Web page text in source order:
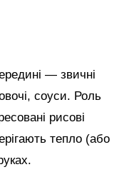
— звичні
соуси. Роль
рисові
тепло (або